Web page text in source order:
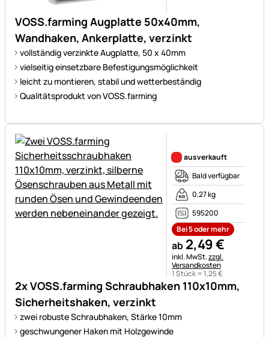
VOSS.farming Augplatte 50x40mm,
Wandhaken, Ankerplatte, verzinkt
vollständig verzinkte Augplatte, 50 x 40mm
vielseitig einsetzbare Befestigungsmöglichkeit
leicht zu montieren, stabil und wetterbeständig
Qualitätsprodukt von VOSS.farming
2x VOSS.farming Schraubhaken 110x10mm,
Sicherheitshaken, verzinkt
zwei robuste Schraubhaken, Stärke 10mm
geschwungener Haken mit Holzgewinde
ausverkauft
Bald verfügbar
0,27 kg
595200
Bei 5 oder mehr
ab 2,49€
Steuerhinweis:
inkl. MwSt.zzgl.
Versandkosten
1 Stück =1,25€